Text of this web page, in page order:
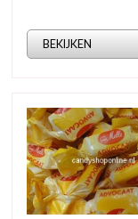
BEKIJKEN